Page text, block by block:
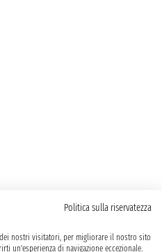
Politica sulla riservatezza
nostri visitatori, per migliorare il nostro sito
un'esperienza di navigazione eccezionale.